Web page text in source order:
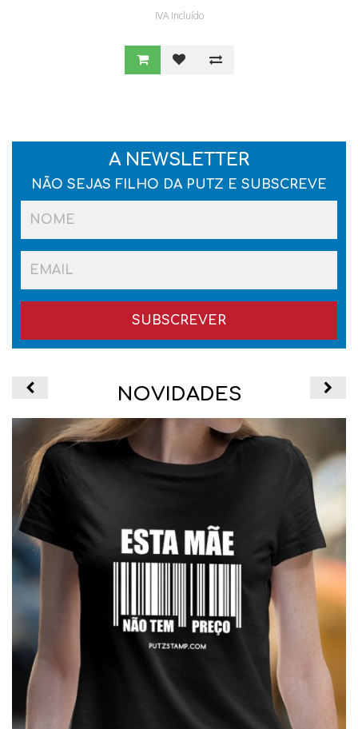
IVA Incluído
A NEWSLETTER
NÃO SEJAS FILHO DA PUTZ E SUBSCREVE
SUBSCREVERSUBSCREVER
NOVIDADES